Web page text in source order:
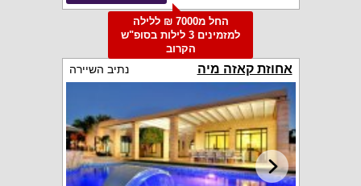
החל מ7000 ₪ ללילה
למזמינים 3 לילות בסופ"ש
הקרוב
אחוזת קאזה מיה נתיב השיירה